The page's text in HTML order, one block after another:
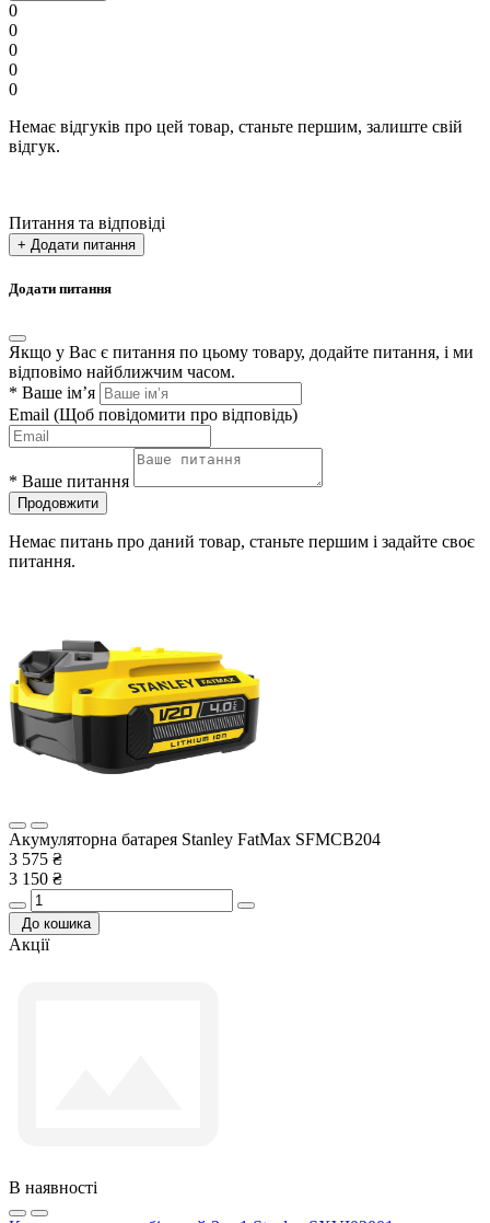
0
0
0
0
0
Немає відгуків про цей товар, станьте першим, залиште свій
відгук.
Питання та відповіді
+ Додати питання
Додати питання
Якщо у Вас є питання по цьому товару, додайте питання, і ми
відповімо найближчим часом.
* Ваше ім’я
Email (Щоб повідомити про відповідь)
* Ваше питання
Продовжити
Немає питань про даний товар, станьте першим і задайте своє
питання.
Акумуляторна батарея Stanley FatMax SFMCB204
3 575 ₴
3 150 ₴
До кошика
Акції
В наявності